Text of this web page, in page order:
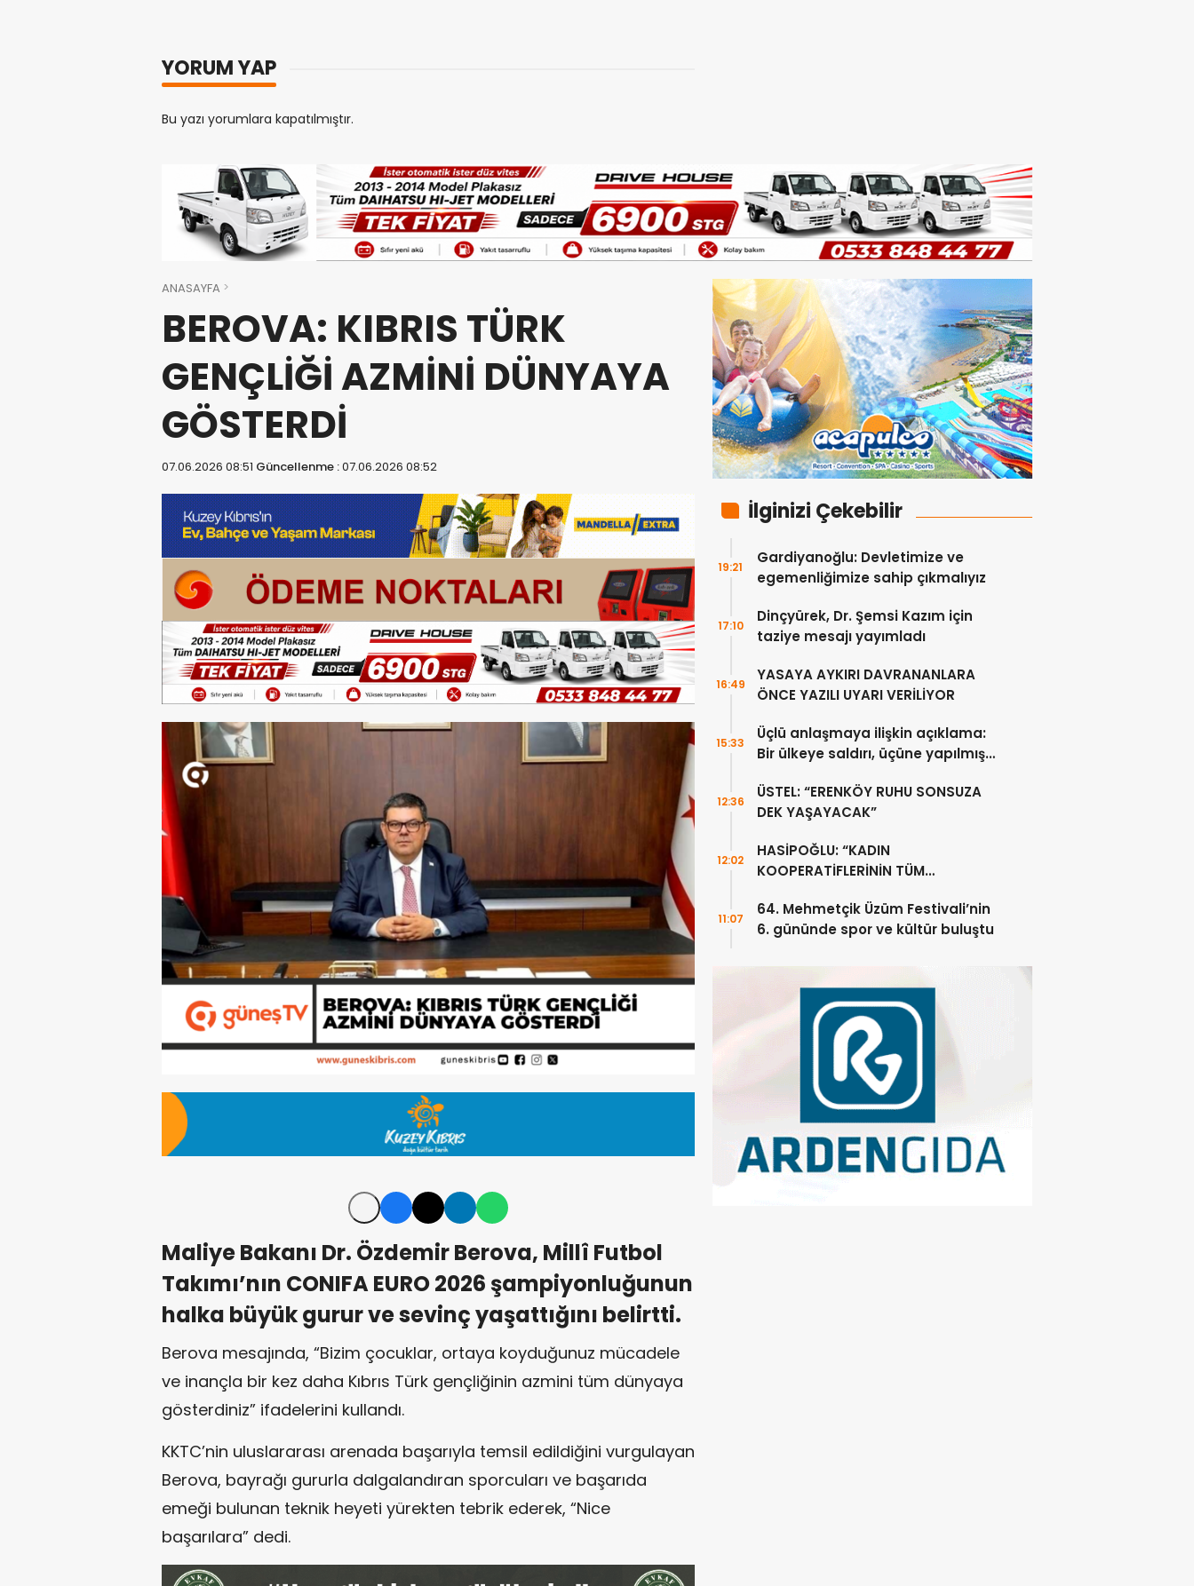
YORUM YAP
Bu yazı yorumlara kapatılmıştır.
ANASAYFA
BEROVA: KIBRIS TÜRK
GENÇLİĞİ AZMİNİ DÜNYAYA
GÖSTERDİ
07.06.2026 08:51 Güncellenme :07.06.2026 08:52
Maliye Bakanı Dr. Özdemir Berova, Millî Futbol
Takımı’nın CONIFA EURO 2026 şampiyonluğunun
halka büyük gurur ve sevinç yaşattığını belirtti.
Berova mesajında, “Bizim çocuklar, ortaya koyduğunuz mücadele
ve inançla bir kez daha Kıbrıs Türk gençliğinin azmini tüm dünyaya
gösterdiniz” ifadelerini kullandı.
KKTC’nin uluslararası arenada başarıyla temsil edildiğini vurgulayan
Berova, bayrağı gururla dalgalandıran sporcuları ve başarıda
emeği bulunan teknik heyeti yürekten tebrik ederek, “Nice
başarılara” dedi.
İlginizi Çekebilir
Gardiyanoğlu: Devletimize ve
egemenliğimize sahip çıkmalıyız
19:21
Dinçyürek, Dr. Şemsi Kazım için
taziye mesajı yayımladı
17:10
YASAYA AYKIRI DAVRANANLARA
ÖNCE YAZILI UYARI VERİLİYOR
16:49
Üçlü anlaşmaya ilişkin açıklama:
Bir ülkeye saldırı, üçüne yapılmış
15:33
ÜSTEL: “ERENKÖY RUHU SONSUZA
DEK YAŞAYACAK”
12:36
HASİPOĞLU: “KADIN
KOOPERATİFLERİNİN TÜM
PRİMLERİNİ YÜZDE 100
KARŞILAYACAĞIZ”
12:02
64. Mehmetçik Üzüm Festivali’nin
6. gününde spor ve kültür buluştu
11:07